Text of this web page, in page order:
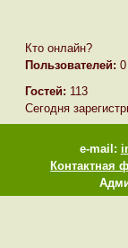
Кто онлайн?
Пользователей: 0
Гостей: 113
Сегодня
e-mail:
Контактная